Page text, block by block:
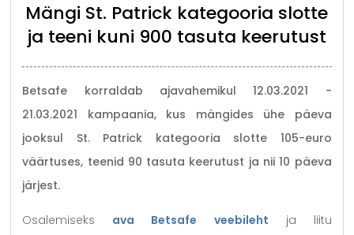
Mängi St. Patrick kategooria slotte
ja teeni kuni 900 tasuta keerutust
Betsafe korraldab ajavahemikul 12.03.2021 -
21.03.2021 kampaania, kus mängides ühe päeva
jooksul St. Patrick kategooria slotte 105-euro
väärtuses, teenid 90 tasuta keerutust ja nii 10 päeva
järjest.
Osalemiseks ava Betsafe veebileht ja liitu